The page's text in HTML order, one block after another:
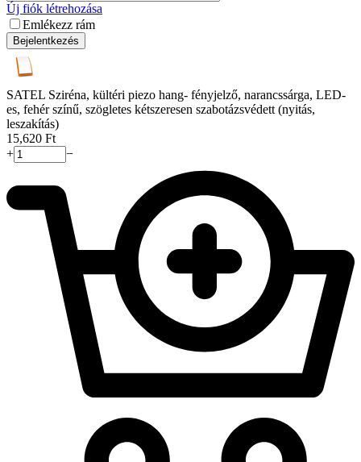
Új fiók létrehozása
Emlékezz rám
Bejelentkezés
SATEL Sziréna, kültéri piezo hang- fényjelző, narancssárga, LED-
es, fehér színű, szögletes kétszeresen szabotázsvédett (nyitás,
leszakítás)
15,620 Ft
+
−